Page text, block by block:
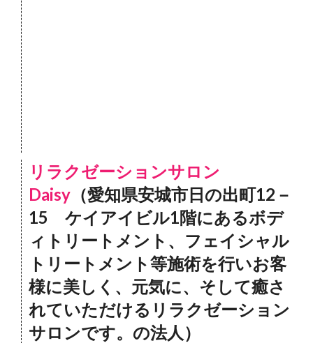
リラクゼーションサロン
Daisy （愛知県安城市日の出町12－
15 ケイアイビル1階にあるボデ
ィトリートメント、フェイシャル
トリートメント等施術を行いお客
様に美しく、元気に、そして癒さ
れていただけるリラクゼーション
サロンです。の法人）